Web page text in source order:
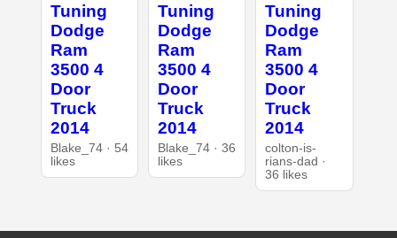
Tuning
Dodge
Ram
3500 4
Door
Truck
2014
Blake_74 · 54
likes
Tuning
Dodge
Ram
3500 4
Door
Truck
2014
Blake_74 · 36
likes
Tuning
Dodge
Ram
3500 4
Door
Truck
2014
colton-is-
rians-dad ·
36 likes